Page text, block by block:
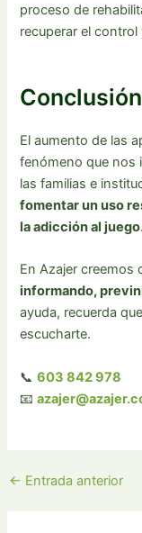
proceso de
recuperar el control
Conclusión
El aumento de las
fenómeno que nos
las familias e
fomentar un uso
la adicción al juego.
En Azajer creemos
informando,
ayuda, recuerda
escucharte.
📞603 842 978
📧
← Entrada anterior